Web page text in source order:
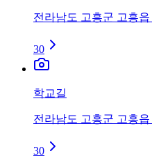
전라남도 고흥군 고흥읍
30
학교길
전라남도 고흥군 고흥읍
30